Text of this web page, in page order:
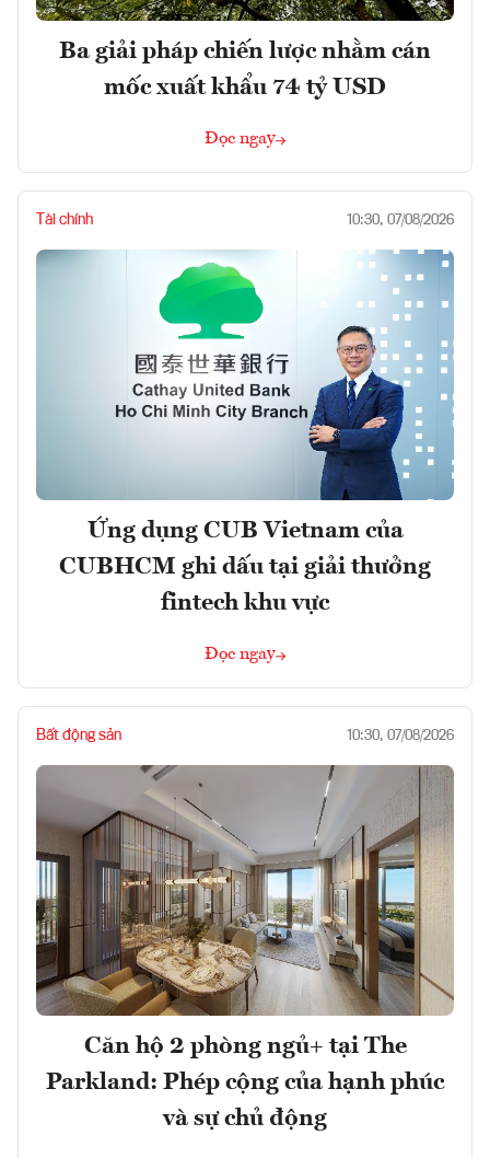
Ba giải pháp chiến lược nhằm cán
mốc xuất khẩu 74 tỷ USD
Đọc ngay
Tài chính 10:30, 07/08/2026
Ứng dụng CUB Vietnam của
CUBHCM ghi dấu tại giải thưởng
fintech khu vực
Đọc ngay
Bất động sản 10:30, 07/08/2026
Căn hộ 2 phòng ngủ+ tại The
Parkland: Phép cộng của hạnh phúc
và sự chủ động